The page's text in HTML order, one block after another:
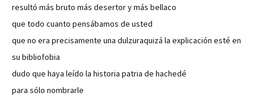
resultó más bruto más desertor y más bellaco
que todo cuanto pensábamos de usted
que no era precisamente una dulzuraquizá la explicación esté en
su bibliofobia
dudo que haya leído la historia patria de hachedé
para sólo nombrarle